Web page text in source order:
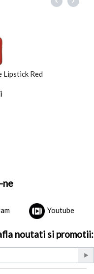
Lipstick Red
ne
Youtube
noutati si promotii: